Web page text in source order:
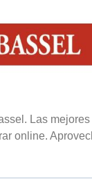
Las mejores
online.